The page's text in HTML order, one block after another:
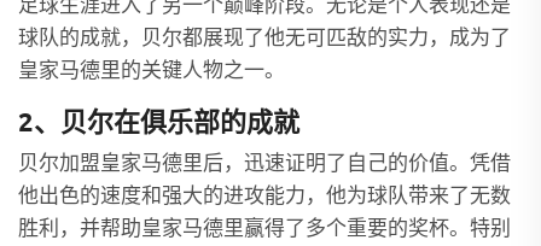
球队的成就，贝尔都展现了他无可匹敌的实力，成为了
皇家马德里的关键人物之一。
2、贝尔在俱乐部的成就
贝尔加盟皇家马德里后，迅速证明了自己的价值。凭借
他出色的速度和强大的进攻能力，他为球队带来了无数
胜利，并帮助皇家马德里赢得了多个重要的奖杯。特别